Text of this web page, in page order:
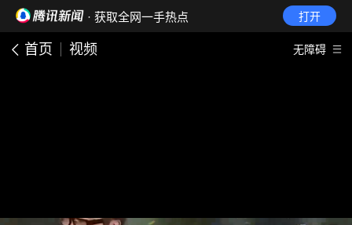
· 获取全网一手热点 打开
首页 视频 无障碍